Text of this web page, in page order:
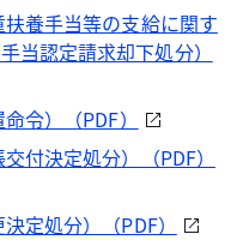
養手当等の支給に関す
当認定請求却下処分）
令）（PDF）
付決定処分）（PDF）
定処分）（PDF）